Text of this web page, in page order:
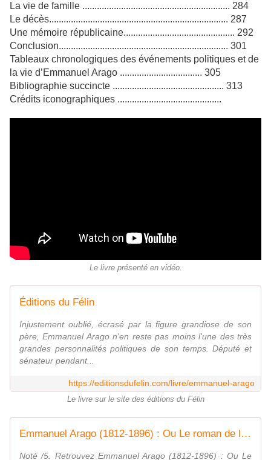
La vie de famille ............................................................. 284
Le décès.......................................................................... 287
Une mémoire républicaine.............................................. 292
Conclusion...................................................................... 301
Tableaux chronologiques des événements politiques et de
la vie d’Emmanuel Arago .................................. 305
Bibliographie succincte .............................................. 313
Crédits iconographiques ...........................................
Le livre présenté en vidéo.
Éditions du Félin
Injustement oublié, écrasé par la figure grandiose de son
père, Emmanuel Arago n'en reste pas moins l'une des très
grandes personnalités politiques de son temps. Député et
sénateur pendant...
https://editionsdufelin.com/livre/emmanuel-arago
Le livre sur le site des éditions du Félin
Emmanuel Arago (1812-1896) : Ou Le roman de la République
Noté /5. Retrouvez Emmanuel Arago (1812-1896) : Ou Le